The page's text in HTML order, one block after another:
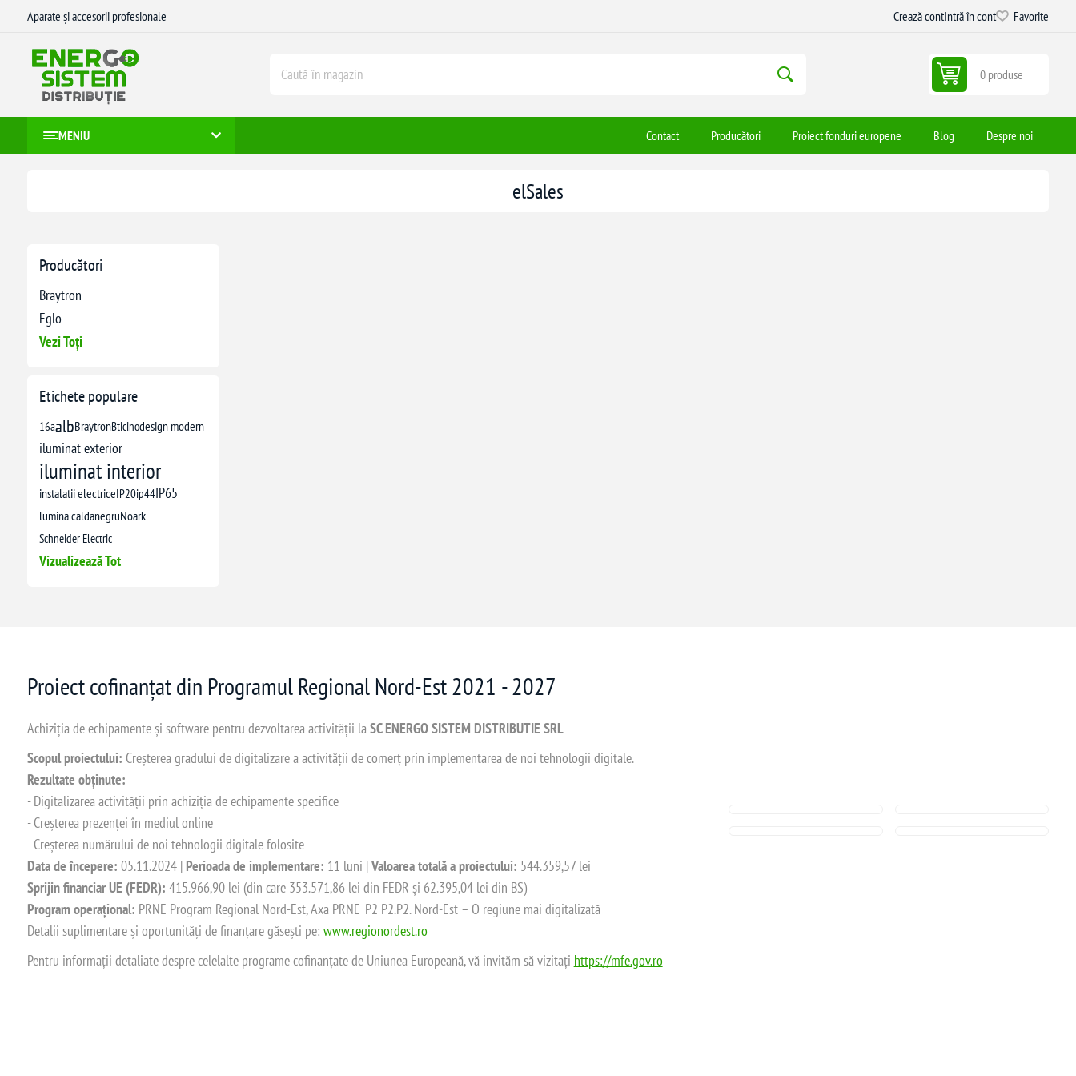
Aparate și accesorii profesionale Crează contIntră în cont Favorite
0 produse
MENIU Contact Producători Proiect fonduri europene Blog Despre noi
Producători
Braytron
Eglo
Vezi Toți
Etichete populare
16aalbBraytronBticinodesign modern
iluminat exterior
iluminat interior
instalatii electriceIP20ip44IP65
lumina caldanegruNoark
Schneider Electric
Vizualizează Tot
elSales
Proiect cofinanțat din Programul Regional Nord-Est 2021 - 2027
Achiziția de echipamente și software pentru dezvoltarea activității laSC ENERGO SISTEM DISTRIBUTIE SRL
Scopul proiectului: Creșterea gradului de digitalizare a activității de comerț prin implementarea de noi tehnologii digitale.
Rezultate obținute:
- Digitalizarea activității prin achiziția de echipamente specifice
- Creșterea prezenței în mediul online
- Creșterea numărului de noi tehnologii digitale folosite
Data de începere: 05.11.2024 | Perioada de implementare: 11 luni |Valoarea totală a proiectului: 544.359,57 lei
Sprijin financiar UE (FEDR): 415.966,90 lei (din care 353.571,86 lei din FEDR și 62.395,04 lei din BS)
Program operațional: PRNE Program Regional Nord-Est, Axa PRNE_P2 P2.P2. Nord-Est – O regiune mai digitalizată
Detalii suplimentare și oportunități de finanțare găsești pe: www.regionordest.ro
Pentru informații detaliate despre celelalte programe cofinanțate de Uniunea Europeană, vă invităm să vizitați https://mfe.gov.ro